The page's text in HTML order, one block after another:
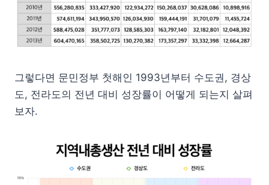
그렇다면 문민정부 첫해인 1993년부터 수도권, 경상
도, 전라도의 전년 대비 성장률이 어떻게 되는지 살펴
보자.